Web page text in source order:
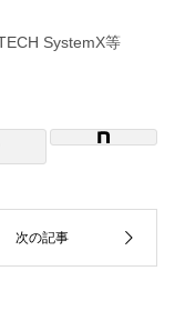
SystemX等